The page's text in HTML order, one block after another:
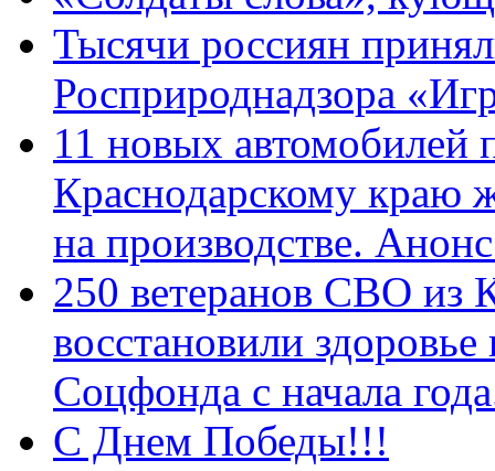
Тысячи россиян
Росприроднадзора
11 новых автомобилей
Краснодарскому краю
на производстве.
250 ветеранов СВО из
восстановили
Соцфонда с начала
С Днем Победы!!!